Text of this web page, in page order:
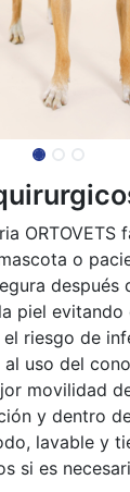
ORTOVETS
o
después
piel
riesgo de
uso del
movilidad
y dentro
lavable y
si es